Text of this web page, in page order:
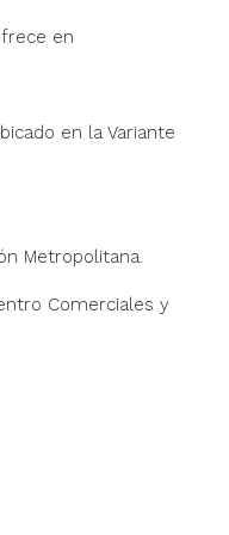
en
en la Variante
Metropolitana.
Comerciales y